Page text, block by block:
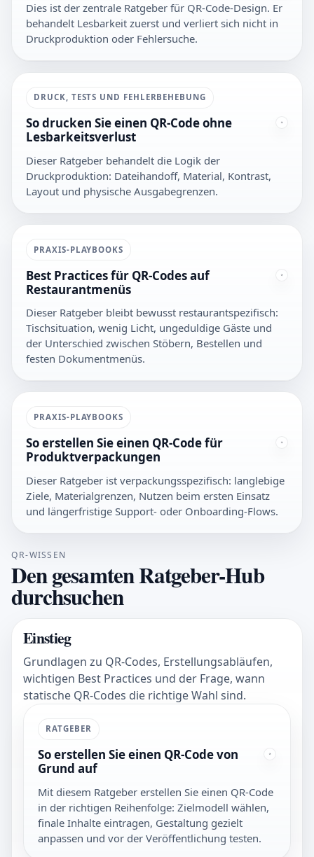
Dies ist der zentrale Ratgeber für QR-Code-Design. Er
behandelt Lesbarkeit zuerst und verliert sich nicht in
Druckproduktion oder Fehlersuche.
DRUCK, TESTS UND FEHLERBEHEBUNG
So drucken Sie einen QR-Code ohne
Lesbarkeitsverlust
Dieser Ratgeber behandelt die Logik der
Druckproduktion: Dateihandoff, Material, Kontrast,
Layout und physische Ausgabegrenzen.
PRAXIS-PLAYBOOKS
Best Practices für QR-Codes auf
Restaurantmenüs
Dieser Ratgeber bleibt bewusst restaurantspezifisch:
Tischsituation, wenig Licht, ungeduldige Gäste und
der Unterschied zwischen Stöbern, Bestellen und
festen Dokumentmenüs.
PRAXIS-PLAYBOOKS
So erstellen Sie einen QR-Code für
Produktverpackungen
Dieser Ratgeber ist verpackungsspezifisch: langlebige
Ziele, Materialgrenzen, Nutzen beim ersten Einsatz
und längerfristige Support- oder Onboarding-Flows.
QR-WISSEN
Den gesamten Ratgeber-Hub
durchsuchen
Einstieg
Grundlagen zu QR-Codes, Erstellungsabläufen,
wichtigen Best Practices und der Frage, wann
statische QR-Codes die richtige Wahl sind.
RATGEBER
So erstellen Sie einen QR-Code von
Grund auf
Mit diesem Ratgeber erstellen Sie einen QR-Code
in der richtigen Reihenfolge: Zielmodell wählen,
finale Inhalte eintragen, Gestaltung gezielt
anpassen und vor der Veröffentlichung testen.